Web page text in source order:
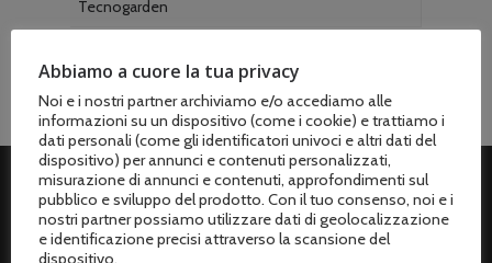
Tecnogarden
ASSISTENZA CLIENTI
Abbiamo a cuore la tua privacy
Noi e i nostri partner archiviamo e/o accediamo alle
informazioni su un dispositivo (come i cookie) e trattiamo i
dati personali (come gli identificatori univoci e altri dati del
dispositivo) per annunci e contenuti personalizzati,
misurazione di annunci e contenuti, approfondimenti sul
pubblico e sviluppo del prodotto. Con il tuo consenso, noi e i
nostri partner possiamo utilizzare dati di geolocalizzazione
e identificazione precisi attraverso la scansione del
dispositivo.